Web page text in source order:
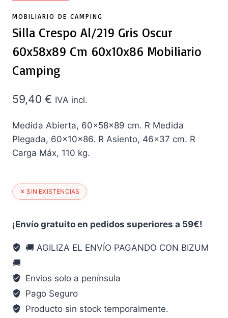
MOBILIARIO DE CAMPING
Silla Crespo Al/219 Gris Oscur
60x58x89 Cm 60x10x86 Mobiliario
Camping
59,40 € IVA incl.
Medida Abierta, 60x58x89 cm. R Medida
Plegada, 60x10x86. R Asiento, 46×37 cm. R
Carga Máx, 110 kg.
✕ SIN EXISTENCIAS
¡Envío gratuito en pedidos superiores a 59€!
🚚 AGILIZA EL ENVÍO PAGANDO CON BIZUM
🚚
Envios solo a península
Pago Seguro
Producto sin stock temporalmente.